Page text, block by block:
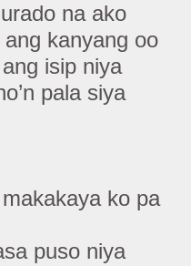
na ako
kanyang oo
isip niya
pala siya
ko pa
puso niya